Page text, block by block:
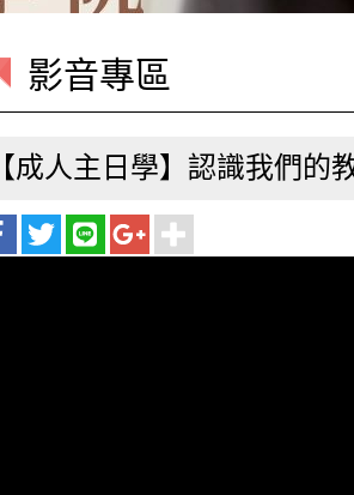
影音專區
【成人主日學】認識我們的